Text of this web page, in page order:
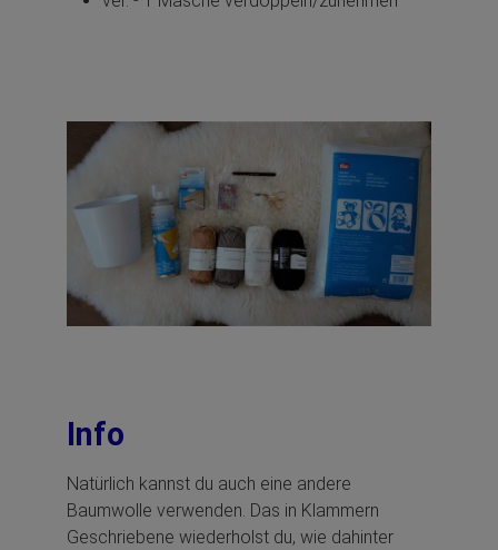
Info
Natürlich kannst du auch eine andere
Baumwolle verwenden. Das in Klammern
Geschriebene wiederholst du, wie dahinter